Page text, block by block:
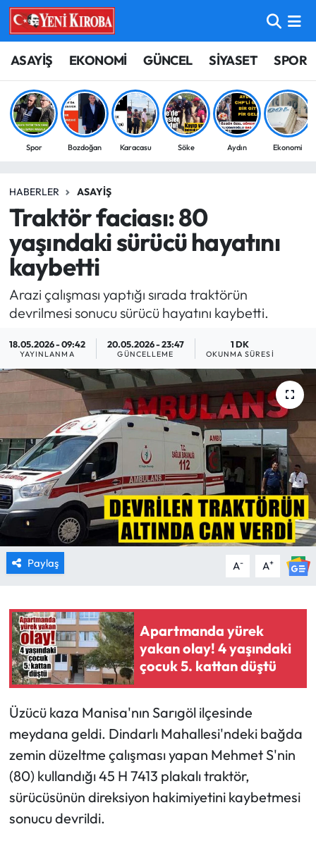
ASAYİŞ EKONOMİ GÜNCEL SİYASET SPOR
Spor Bozdoğan Karacasu Söke Aydın Ekonomi
HABERLER ASAYIŞ
Traktör faciası: 80
yaşındaki sürücü hayatını
kaybetti
Arazi çalışması yaptığı sırada traktörün
devrilmesi sonucu sürücü hayatını kaybetti.
18.05.2026 - 09:42
YAYINLANMA
20.05.2026 - 23:47
GÜNCELLEME
1 DK
OKUNMA SÜRESI
Paylaş A- A+
Apartmanda yürek
yakan olay! 4 yaşındaki
çocuk 5. kattan düştü
Üzücü kaza Manisa'nın Sarıgöl ilçesinde
meydana geldi. Dindarlı Mahallesi'ndeki bağda
zemin düzeltme çalışması yapan Mehmet S'nin
(80) kullandığı 45 H 7413 plakalı traktör,
sürücüsünün direksiyon hakimiyetini kaybetmesi
sonucu devrildi.
ASAYİŞ
BİLİM-TEKNOLOJİ
ÇEVRE
EĞİTİM
EKONOMİ
GÜNCEL
GÜNDEM
MAGAZİN
SAĞLIK
SİYASET
SPOR
TARIM
TURİZM
YAŞAM
HABER İLAN
Aydın Nöbetçi Eczaneler
Aydın Hava Durumu
Aydin Namaz Vakitleri
Süper Lig Puan Durumu ve Fikstür
Tüm Manşetler
Son Dakika Haberleri
Haber Arşivi